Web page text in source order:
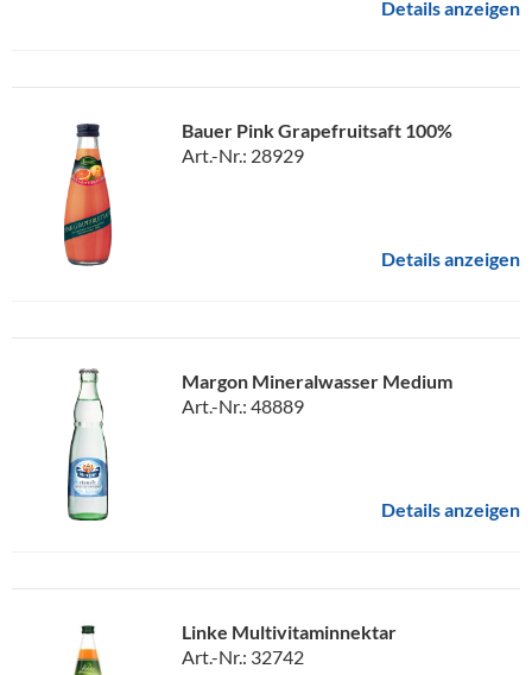
Details anzeigen
Bauer Pink Grapefruitsaft 100%
Art.-Nr.: 28929
Details anzeigen
Margon Mineralwasser Medium
Art.-Nr.: 48889
Details anzeigen
Linke Multivitaminnektar
Art.-Nr.: 32742